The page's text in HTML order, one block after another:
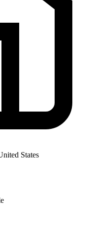
States